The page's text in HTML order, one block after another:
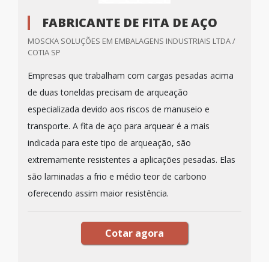
FABRICANTE DE FITA DE AÇO
MOSCKA SOLUÇÕES EM EMBALAGENS INDUSTRIAIS LTDA /
COTIA SP
Empresas que trabalham com cargas pesadas acima
de duas toneldas precisam de arqueação
especializada devido aos riscos de manuseio e
transporte. A fita de aço para arquear é a mais
indicada para este tipo de arqueação, são
extremamente resistentes a aplicações pesadas. Elas
são laminadas a frio e médio teor de carbono
oferecendo assim maior resistência.
Cotar agora